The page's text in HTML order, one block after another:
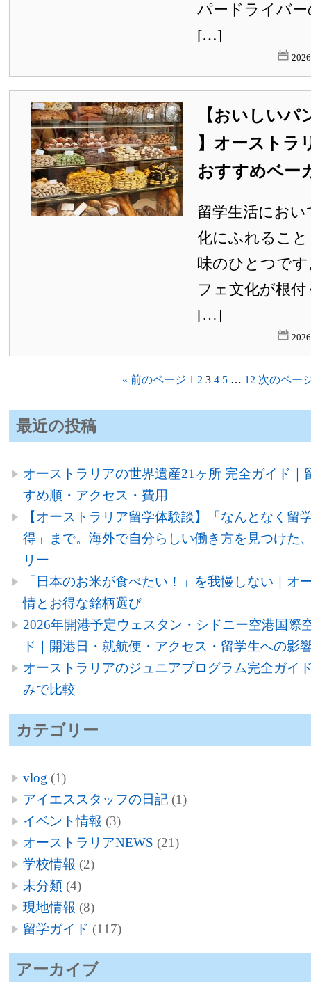
パードライバ
[…]
【おいしいパ
】オーストラ
おすすめベー
留学生活にお
化にふれるこ
味のひとつで
フェ文化が根
[…]
« 前のページ 1 2 3 4 5 … 12 次のペー
最近の投稿
オーストラリアの世界遺産21ヶ所 完全ガイド｜
すめ順・アクセス・費用
【オーストラリア留学体験談】「なんとなく留
得」まで。海外で自分らしい働き方を見つけた
リー
「日本のお米が食べたい！」を我慢しない｜オ
情とお得な銘柄選び
2026年開港予定ウェスタン・シドニー空港国際
ド｜開港日・就航便・アクセス・留学生への影
オーストラリアのジュニアプログラム完全ガイ
みで比較
カテゴリー
vlog (1)
アイエススタッフの日記(1)
イベント情報 (3)
オーストラリアNEWS (21)
学校情報 (2)
未分類(4)
現地情報 (8)
留学ガイド (117)
アーカイブ